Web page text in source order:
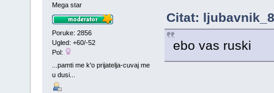
Mega star
Poruke: 2856
Ugled: +60/-52
Pol:
...pamti me k'o prijatelja-cuvaj me
u dusi...
Citat:
ebo vas ruski